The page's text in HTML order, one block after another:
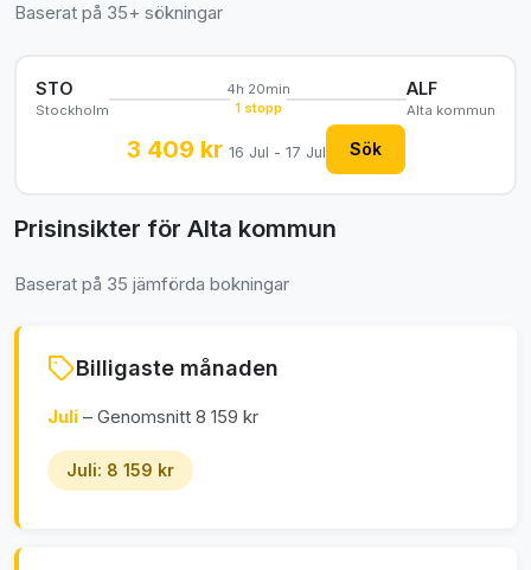
Baserat på 35+ sökningar
STO
Stockholm
4h 20min
1 stopp
ALF
Alta kommun
3 409 kr 16 Jul - 17 Jul Sök
Prisinsikter för Alta kommun
Baserat på 35 jämförda bokningar
Billigaste månaden
Juli – Genomsnitt 8 159 kr
Juli: 8 159 kr